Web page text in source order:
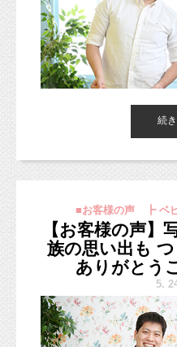
スマッシュしなくても、一緒
お気軽にお問い合わせくださ
♡スマッシュ
http://www.studiomilk.jp/
3人でも撮りつつ、パパとお2
色々撮影していきます！
こんな感じで撮影したい！な
ことができます！
今しか出来ないこと、マタニ
きっとお子さまが大きくなっ
いです。
ご予約・お問い合わせお気軽
「ママ」「パパ 」「おっぱい
生活に関するサイン をはじめ
日々の生活でとっても使える
↑のママが持っているテキス
■ご感想をお聞かせく
持っていったおもちゃ
くれたり、こんなコ
というのをしっかりや
です♡
今回も楽しい撮影あり
続
■お客様の声 ┣ ベ
【お客様の声】
族の思い出も
ありがとう
5.